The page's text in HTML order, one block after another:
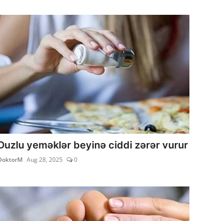
yeməklər beyinə ciddi zərər vurur
Aug 28, 2025 0